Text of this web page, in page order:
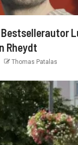
Rheydt
Thomas Patalas